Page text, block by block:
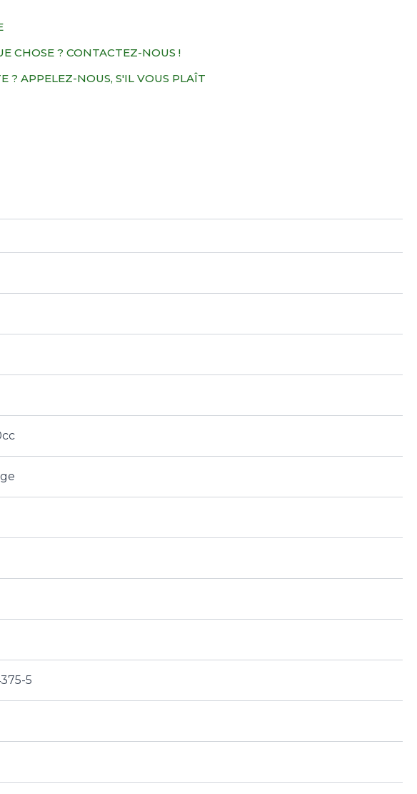
CHOSE ? CONTACTEZ-NOUS !
? APPELEZ-NOUS, S'IL VOUS PLAÎT
5